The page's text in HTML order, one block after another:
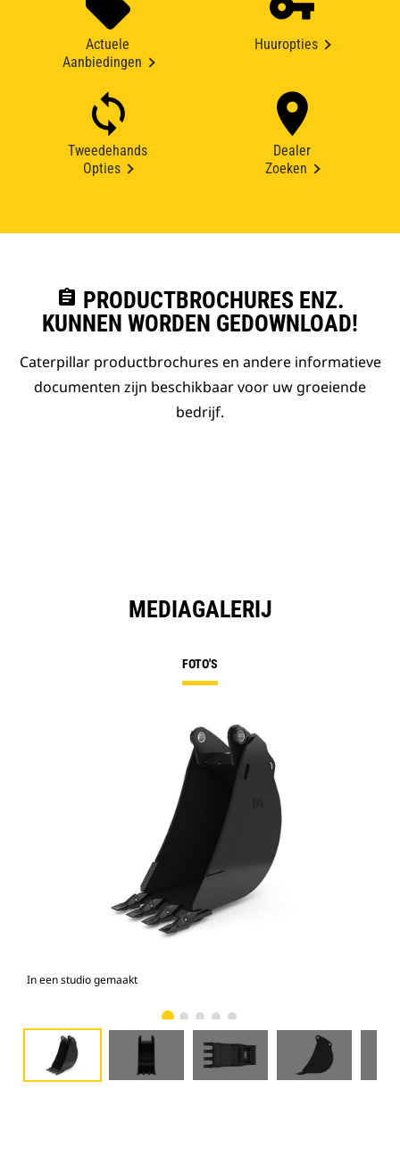
Actuele
Aanbiedingen
Huuropties
Tweedehands
Opties
Dealer
Zoeken
assignment PRODUCTBROCHURES ENZ.
KUNNEN WORDEN GEDOWNLOAD!
Caterpillar productbrochures en andere informatieve
documenten zijn beschikbaar voor uw groeiende
bedrijf.
MEDIAGALERIJ
FOTO'S
In een studio gemaakt